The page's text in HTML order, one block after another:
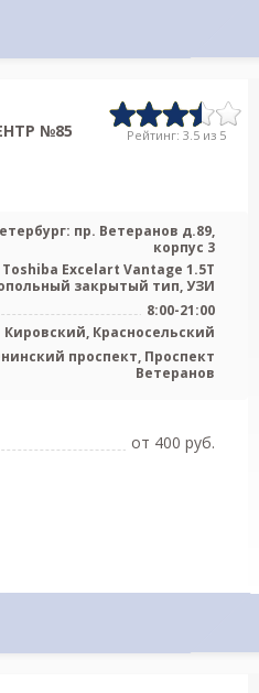
№85
Рейтинг: 3.5 из 5
пр. Ветеранов д.89,
корпус 3
Excelart Vantage 1.5T
закрытый тип, УЗИ
8:00-21:00
Кировский, Красносельский
проспект, Проспект
Ветеранов
от 400 pуб.